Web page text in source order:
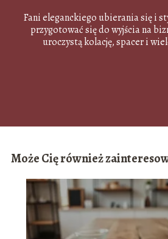
Fani eleganckiego ubierania się i
przygotować się do wyjścia na
uroczystą kolację, spacer i
Może Cię również